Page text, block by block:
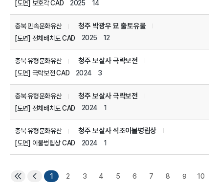
[도면] 보호각 CAD 2025 14
충북 민속문화유산 청주 박광우 묘 출토유물
[도면] 전체배치도 CAD 2025 12
충북 유형문화유산 청주 보살사 극락보전
[도면] 극락보전 CAD 2024 3
충북 유형문화유산 청주 보살사 극락보전
[도면] 전체배치도 CAD 2024 1
충북 유형문화유산 청주 보살사 석조이불병립상
[도면] 이불병립상 CAD 2024 1
1 2 3 4 5 6 7 8 9 10